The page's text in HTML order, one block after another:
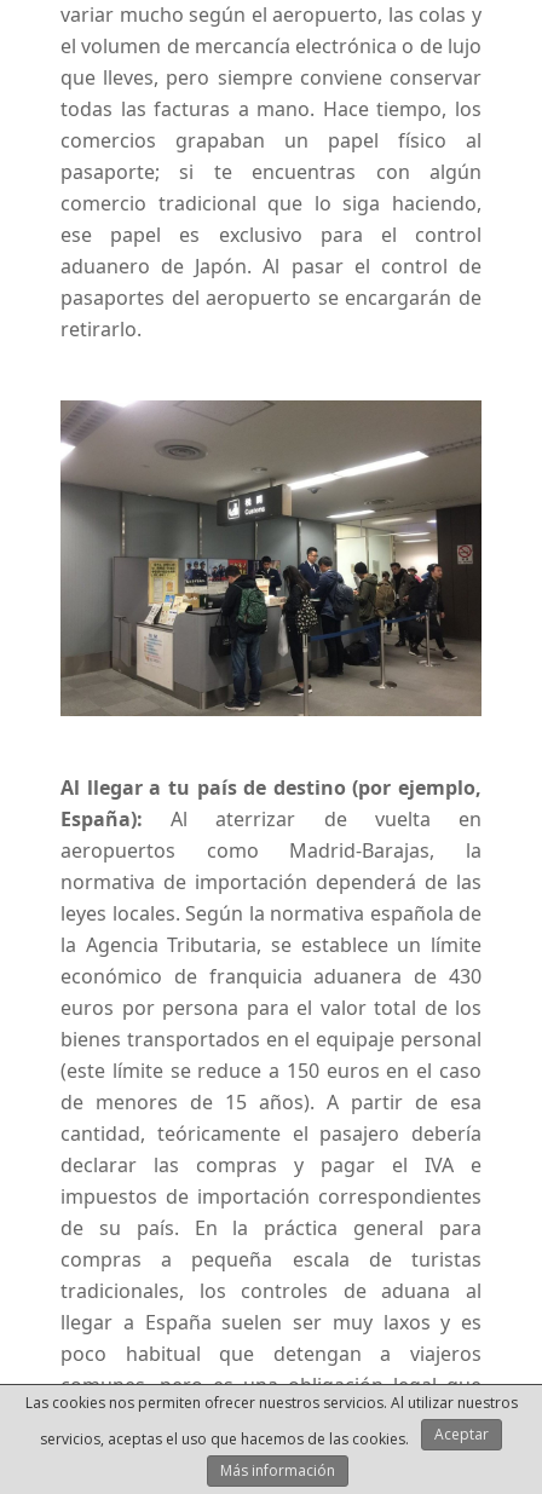
variar mucho según el aeropuerto, las colas y
el volumen de mercancía electrónica o de lujo
que lleves, pero siempre conviene conservar
todas las facturas a mano. Hace tiempo, los
comercios grapaban un papel físico al
pasaporte; si te encuentras con algún
comercio tradicional que lo siga haciendo,
ese papel es exclusivo para el control
aduanero de Japón. Al pasar el control de
pasaportes del aeropuerto se encargarán de
retirarlo.
Al llegar a tu país de destino (por ejemplo,
España): Al aterrizar de vuelta en
aeropuertos como Madrid-Barajas, la
normativa de importación dependerá de las
leyes locales. Según la normativa española de
la Agencia Tributaria, se establece un límite
económico de franquicia aduanera de 430
euros por persona para el valor total de los
bienes transportados en el equipaje personal
(este límite se reduce a 150 euros en el caso
de menores de 15 años). A partir de esa
cantidad, teóricamente el pasajero debería
declarar las compras y pagar el IVA e
impuestos de importación correspondientes
de su país. En la práctica general para
compras a pequeña escala de turistas
tradicionales, los controles de aduana al
llegar a España suelen ser muy laxos y es
poco habitual que detengan a viajeros
comunes, pero es una obligación legal que
debes conocer.
Después de unos cuantos viajes a nuestras
Las cookies nos permiten ofrecer nuestros servicios. Al utilizar nuestros
servicios, aceptas el uso que hacemos de las cookies.
Aceptar
Más información